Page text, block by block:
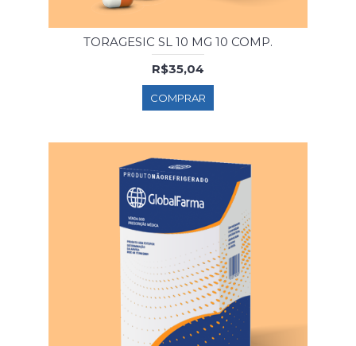
TORAGESIC SL 10 MG 10 COMP.
R$35,04
COMPRAR